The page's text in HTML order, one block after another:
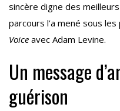
sincère digne des
parcours l’a mené sous
Voice avec Adam Levine.
Un message
guérison